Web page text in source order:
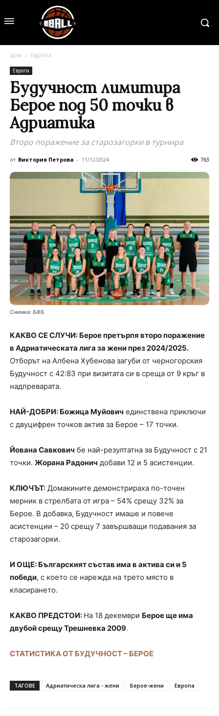
дом Европа
Европа
Будучност лимитира
Берое под 50 точки в
Адриатика
Второ поражение за старозагорки в турнира
от Виктория Петрова - 11/12/2024 763
Снимка: БФБ
КАКВО СЕ СЛУЧИ: Берое претърпя второ поражение
в Адриатическата лига за жени през 2024/2025.
Отборът на Албена Хубенова загуби от черногорския
Будучност с 42:83 при визитата си в среща от 9 кръг в
надпреварата.
НАЙ-ДОБРИ: Божица Муйович единствена приключи
с двуцифрен точков актив за Берое – 17 точки.
Йована Савкович бе най-резултатна за Будучност с 21
точки. Жорана Радонич добави 12 и 5 асистенции.
КЛЮЧЪТ: Домакините демонстрираха по-точен
мерник в стрелбата от игра – 54% срещу 32% за
Берое. В добавка, Будучност имаше и повече
асистенции – 20 срещу 7 завършващи подавания за
старозагорки.
И ОЩЕ: Българският състав има в актива си и 5
победи, с което се нарежда на трето място в
класирането.
КАКВО ПРЕДСТОИ: На 18 декември Берое ще има
двубой срещу Трешневка 2009.
СТАТИСТИКА ОТ БУДУЧНОСТ – БЕРОЕ
ТАГОВЕ Адриатическа лига - жени Берое-жени Европа